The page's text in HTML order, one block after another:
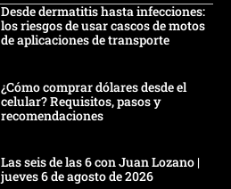
Desde dermatitis hasta infecciones:
los riesgos de usar cascos de motos
de aplicaciones de transporte
¿Cómo comprar dólares desde el
celular? Requisitos, pasos y
recomendaciones
Las seis de las 6 con Juan Lozano |
jueves 6 de agosto de 2026